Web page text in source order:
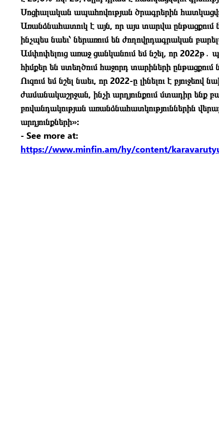
Սոցիալական ապահովության ծրագրերին
Առանձնահատուկ է այն, որ այս տարվա
ինչպես նաեւ՝ ներառում են ժողովրդագրական
Ամփոփելուց առաջ ցանկանում եմ նշել, որ 2022թ․
հիմքեր են ստեղծում հաջորդ տարիների ընթացքում
Ուզում եմ նշել նաեւ, որ 2022-ը լինելու է
ժամանակաշրջան, ինչի արդյունքում մտադիր ենք
բովանդակության առանձնահատկություններին
արդյունքների»:
- See more at:
https://www.minfin.am/hy/content/